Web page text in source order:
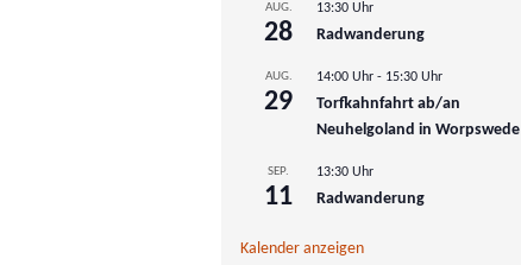
AUG.
28
13:30 Uhr
Radwanderung
AUG.
29
14:00 Uhr - 15:30 Uhr
Torfkahnfahrt ab/an
Neuhelgoland in Worpswede
SEP.
11
13:30 Uhr
Radwanderung
Kalender anzeigen